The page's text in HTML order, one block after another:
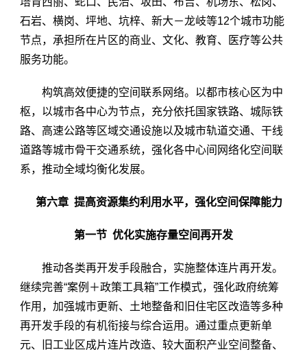
石岩、横岗、坪地、坑梓、新大－龙岐等12个城市功能
节点，承担所在片区的商业、文化、教育、医疗等公共
服务功能。
构筑高效便捷的空间联系网络。以都市核心区为中
枢，以城市各中心为节点，充分依托国家铁路、城际铁
路、高速公路等区域交通设施以及城市轨道交通、干线
道路等城市骨干交通系统，强化各中心间网络化空间联
系，推动全域均衡化发展。
第六章 提高资源集约利用水平，强化空间保障能力
第一节 优化实施存量空间再开发
推动各类再开发手段融合，实施整体连片再开发。
继续完善“案例＋政策工具箱”工作模式，强化政府统筹
作用，加强城市更新、土地整备和旧住宅区改造等多种
再开发手段的有机衔接与综合运用。通过重点更新单
元、旧工业区成片连片改造、较大面积产业空间整备、